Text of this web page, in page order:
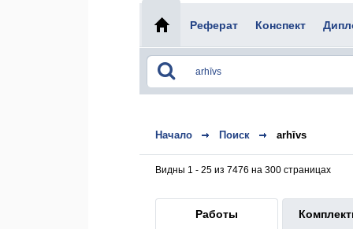
Реферат Конспект
Начало Поиск arhīvs
Видны 1 - 25 из 7476 на 300 страницах
Работы